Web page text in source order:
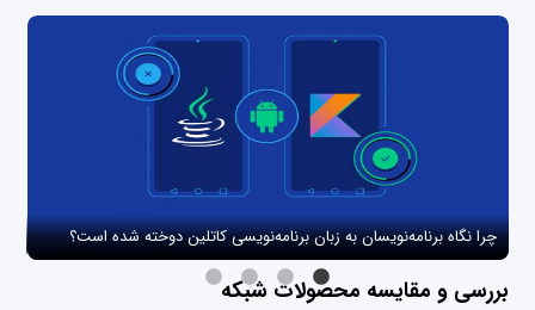
چرا نگاه برنامه‌نویسان به زبان برنامه‌نویسی کاتلین دوخته شده است؟
بررسی و مقایسه محصولات شبکه